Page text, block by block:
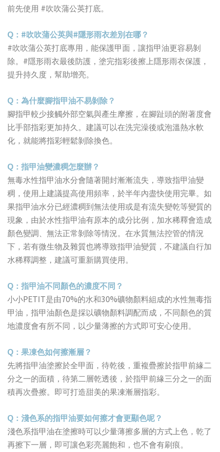
前先使用 #吹吹蒲公英打底。
Q ： #吹吹蒲公英與#隱形雨衣差別在哪？
#吹吹蒲公英打底專用，能保護甲面，讓指甲油更容易剝
除。 #隱形雨衣最後防護，塗完指彩後擦上隱形雨衣保護，
提升持久度，幫助增亮。
Q ：為什麼腳指甲油不易剝除？
腳指甲較少接觸外部空氣與產生摩擦，在腳趾頭的附著度會
比手部指彩更加持久。建議可以在洗完澡後或泡溫熱水軟
化，就能將指彩輕鬆剝除換色。
Q ：指甲油變濃稠怎麼辦？
無毒水性指甲油水分會隨著開封漸漸流失，導致指甲油變
稠，使用上建議提高使用頻率，於半年內盡快使用完畢。如
果指甲油水分已經濃稠到無法使用或是有流失變乾等變質的
現象，由於水性指甲油有原本的成分比例，加水稀釋會造成
顏色變調、無法正常剝除等情況。在水質無法控管的情況
下，若有微生物及雜質也將導致指甲油變質，不建議自行加
水稀釋調整，建議可重新購買使用。
Q ：指甲油不同顏色的濃度不同？
小小PETIT是由70%的水和30%礦物顏料組成的水性無毒指
甲油，指甲油顏色是採以礦物顏料調配而成，不同顏色的質
地濃度會有所不同，以少量薄擦的方式即可安心使用。
Q ：果凍色如何擦漸層？
先將指甲油塗擦於全甲面，待乾後，重複疊擦於指甲前緣二
分之一的面積，待第二層乾透後，於指甲前緣三分之一的面
積再次疊擦。即可打造甜美的果凍漸層指彩。
Q ：淺色系的指甲油要如何擦才會更顯色呢？
淺色系指甲油在塗擦時可以少量薄擦多層的方式上色，乾了
再擦下一層，即可讓色彩亮麗飽和，也不會有刷痕。